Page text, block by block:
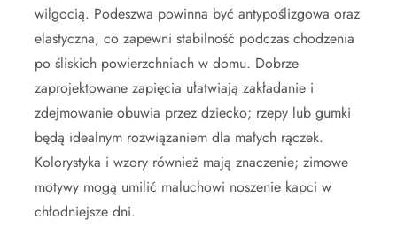
wilgocią. Podeszwa powinna być antypoślizgowa oraz
elastyczna, co zapewni stabilność podczas chodzenia
po śliskich powierzchniach w domu. Dobrze
zaprojektowane zapięcia ułatwiają zakładanie i
zdejmowanie obuwia przez dziecko; rzepy lub gumki
będą idealnym rozwiązaniem dla małych rączek.
Kolorystyka i wzory również mają znaczenie; zimowe
motywy mogą umilić maluchowi noszenie kapci w
chłodniejsze dni.